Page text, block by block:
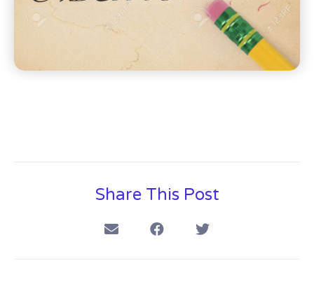
Share This Post